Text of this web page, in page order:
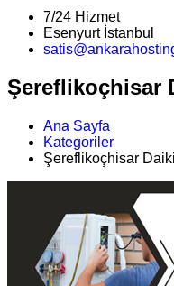
7/24 Hizmet
Esenyurt İstanbul
Şereflikoçhisar
Ana Sayfa
Kategoriler
Şereflikoçhisar